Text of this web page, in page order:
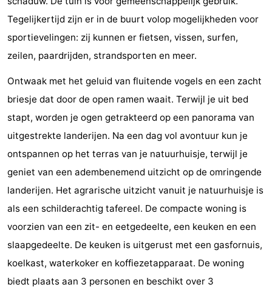
Resort
Vlissingen
Noordzee
Résidence
-
Strandcamping
Zeeland
Vebenabos
-
minutes
Strand
&
Bezienswaardigheden
Musea
-
Tegelijkertijd zijn er in de buurt volop mogelijkheden voor
sportievelingen: zij kunnen er fietsen, vissen, surfen,
zeilen, paardrijden, strandsporten en meer.
Ontwaak met het geluid van fluitende vogels en een zacht
briesje dat door de open ramen waait. Terwijl je uit bed
stapt, worden je ogen getrakteerd op een panorama van
uitgestrekte landerijen. Na een dag vol avontuur kun je
ontspannen op het terras van je natuurhuisje, terwijl je
geniet van een adembenemend uitzicht op de omringende
landerijen. Het agrarische uitzicht vanuit je natuurhuisje is
als een schilderachtig tafereel. De compacte woning is
voorzien van een zit- en eetgedeelte, een keuken en een
slaapgedeelte. De keuken is uitgerust met een gasfornuis,
koelkast, waterkoker en koffiezetapparaat. De woning
biedt plaats aan 3 personen en beschikt over 3